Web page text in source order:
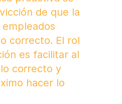
de que la
correcto. El rol
es facilitar al
correcto y
hacer lo